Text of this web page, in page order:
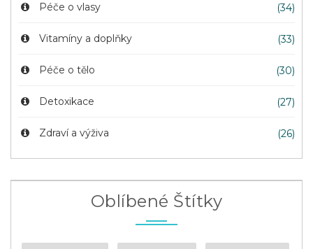
Péče o vlasy (34)
Vitamíny a doplňky (33)
Péče o tělo (30)
Detoxikace (27)
Zdraví a výživa (26)
Oblíbené Štítky